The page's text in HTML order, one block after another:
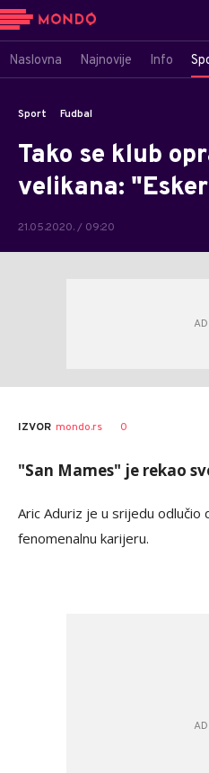
Naslovna Najnovije Info
Sport Fudbal
Tako se klub
velikana:
21.05.2020. / 09:20
AUTOR Marković
IZVOR mondo.rs 0
"San Mames" je rekao
Aric Aduriz je u srijedu odlučio
fenomenalnu karijeru.